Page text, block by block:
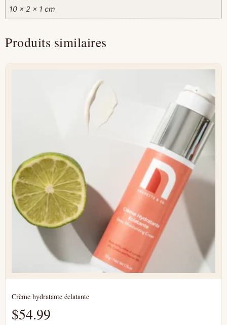
10 × 2 × 1 cm
Produits similaires
Crème hydratante éclatante
$54.99